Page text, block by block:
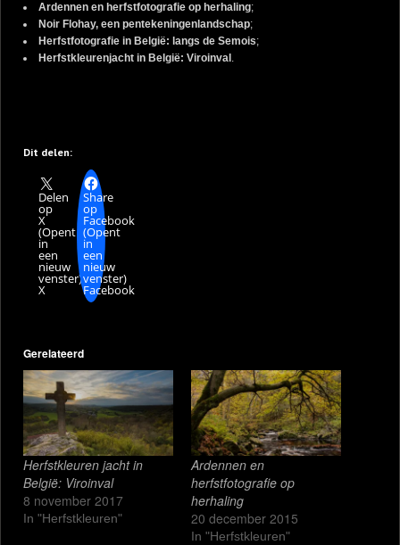
Ardennen en herfstfotografie op herhaling;
Noir Flohay, een pentekeningenlandschap;
Herfstfotografie in België: langs de Semois;
Herfstkleurenjacht in België: Viroinval .
Dit delen:
Delen
op
X
(Opent
in
een
nieuw
venster)
X
Share
op
Facebook
(Opent
in
een
nieuw
venster)
Facebook
Gerelateerd
Herfstkleuren jacht in
België: Viroinval
8 november 2017
In "Herfstkleuren"
Ardennen en
herfstfotografie op
herhaling
20 december 2015
In "Herfstkleuren"